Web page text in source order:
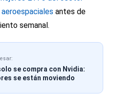
antes de
semanal.
se compra con Nvidia:
se están moviendo